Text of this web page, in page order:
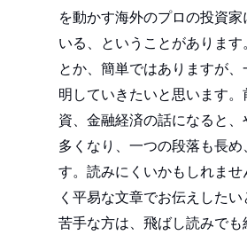
を動かす海外のプロの投資家
いる、ということがあります
とか、簡単ではありますが、
明していきたいと思います。
資、金融経済の話になると
多くなり、一つの段落も長め
す。読みにくいかもしれませ
く平易な文章でお伝えしたい
苦手な方は、飛ばし読みでも